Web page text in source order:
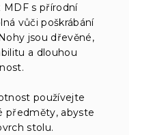
MDF s přírodní
vůči poškrábání
jsou dřevěné,
a dlouhou
používejte
předměty, abyste
stolu.